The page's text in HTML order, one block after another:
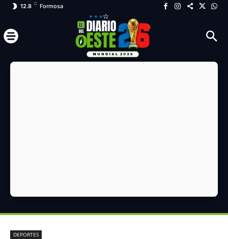
12.8 C Formosa
DEPORTES